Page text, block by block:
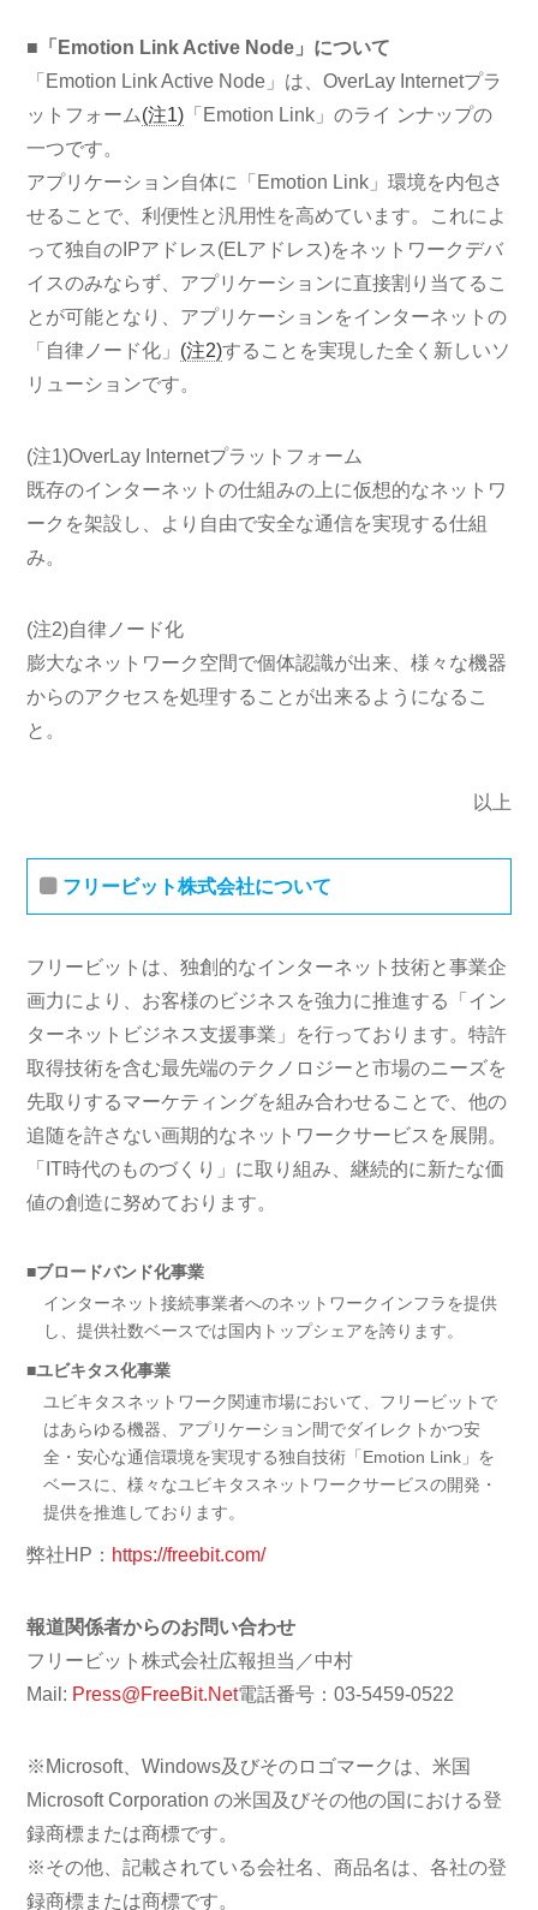
■「Emotion Link Active Node」について
「Emotion Link Active Node」は、OverLay Internetプラ
ットフォーム(注1) 「Emotion Link」のライ ンナップの
一つです。
アプリケーション自体に「Emotion Link」環境を内包さ
せることで、利便性と汎用性を高めています。これによ
って独自のIPアドレス(ELアドレス)をネットワークデバ
イスのみならず、アプリケーションに直接割り当てるこ
とが可能となり、アプリケーションをインターネットの
「自律ノード化」 (注2)することを実現した全く新しいソ
リューションです。
(注1)OverLay Internetプラットフォーム
既存のインターネットの仕組みの上に仮想的なネットワ
ークを架設し、より自由で安全な通信を実現する仕組
み。
(注2)自律ノード化
膨大なネットワーク空間で個体認識が出来、様々な機器
からのアクセスを処理することが出来るようになるこ
と。
以上
フリービット株式会社について
フリービットは、独創的なインターネット技術と事業企
画力により、お客様のビジネスを強力に推進する「イン
ターネットビジネス支援事業」を行っております。特許
取得技術を含む最先端のテクノロジーと市場のニーズを
先取りするマーケティングを組み合わせることで、他の
追随を許さない画期的なネットワークサービスを展開。
「IT時代のものづくり」に取り組み、継続的に新たな価
値の創造に努めております。
■ブロードバンド化事業
インターネット接続事業者へのネットワークインフラを提供
し、提供社数ベースでは国内トップシェアを誇ります。
■ユビキタス化事業
ユビキタスネットワーク関連市場において、フリービットで
はあらゆる機器、アプリケーション間でダイレクトかつ安
全・安心な通信環境を実現する独自技術「Emotion Link」を
ベースに、様々なユビキタスネットワークサービスの開発・
提供を推進しております。
弊社HP： https://freebit.com/
報道関係者からのお問い合わせ
フリービット株式会社広報担当／中村
Mail: Press@FreeBit.Net電話番号：03-5459-0522
※Microsoft、Windows及びそのロゴマークは、米国
Microsoft Corporation の米国及びその他の国における登
録商標または商標です。
※その他、記載されている会社名、商品名は、各社の登
録商標または商標です。